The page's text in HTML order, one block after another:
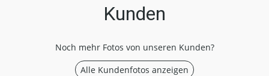
Kunden
Noch mehr Fotos von unseren Kunden?
Alle Kundenfotos anzeigen